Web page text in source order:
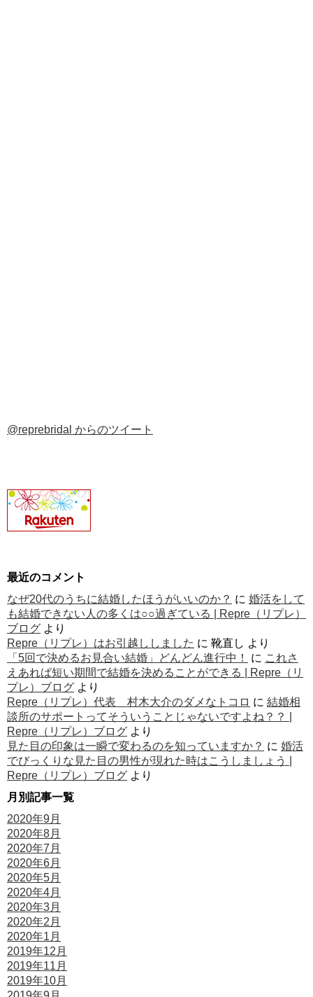
@reprebridal からのツイート
最近のコメント
なぜ20代のうちに結婚したほうがいいのか？ に 婚活をして
も結婚できない人の多くは○○過ぎている | Repre（リプレ）
ブログ より
Repre（リプレ）はお引越ししました に 靴直し より
「5回で決めるお見合い結婚」どんどん進行中！
に これさ
えあれば短い期間で結婚を決めることができる | Repre（リ
プレ）ブログ より
Repre（リプレ）代表 村木大介のダメなトコロ に 結婚相
談所のサポートってそういうことじゃないですよね？？ |
Repre（リプレ）ブログ より
見た目の印象は一瞬で変わるのを知っていますか？ に 婚活
でびっくりな見た目の男性が現れた時はこうしましょう |
Repre（リプレ）ブログ より
月別記事一覧
2020年9月
2020年8月
2020年7月
2020年6月
2020年5月
2020年4月
2020年3月
2020年2月
2020年1月
2019年12月
2019年11月
2019年10月